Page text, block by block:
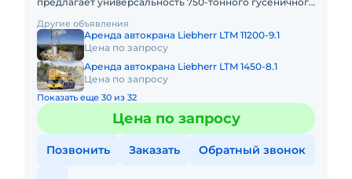
автокрана. LIEBHER
Другие объявления
Аренда автокрана Liebherr LTM 11200-9.1
Цена по запросу
Аренда автокрана Liebherr LTM 1450-8.1
Цена по запросу
Показать еще 30 из 32
Цена по запросу
Позвонить Заказать Обратный звонок